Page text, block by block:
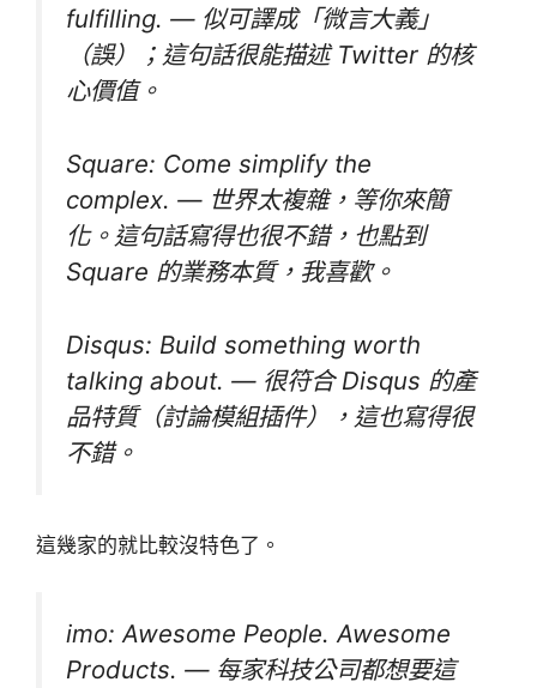
fulfilling. — 似可譯成「微言大義」
（誤）；這句話很能描述 Twitter 的核
心價值。
Square: Come simplify the
complex. — 世界太複雜，等你來簡
化。這句話寫得也很不錯，也點到
Square 的業務本質，我喜歡。
Disqus: Build something worth
talking about. — 很符合 Disqus 的產
品特質（討論模組插件），這也寫得很
不錯。
這幾家的就比較沒特色了。
imo: Awesome People. Awesome
Products. — 每家科技公司都想要這